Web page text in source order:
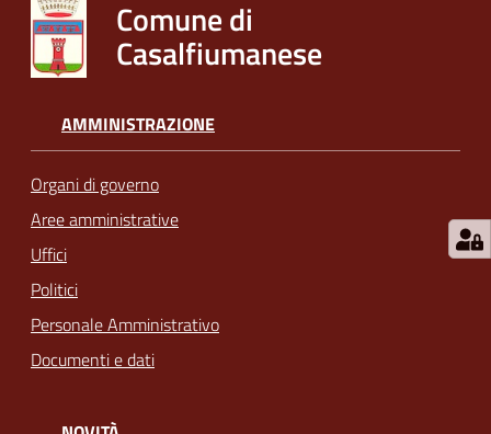
Comune di
Casalfiumanese
AMMINISTRAZIONE
Organi di governo
Aree amministrative
Uffici
Politici
Personale Amministrativo
Documenti e dati